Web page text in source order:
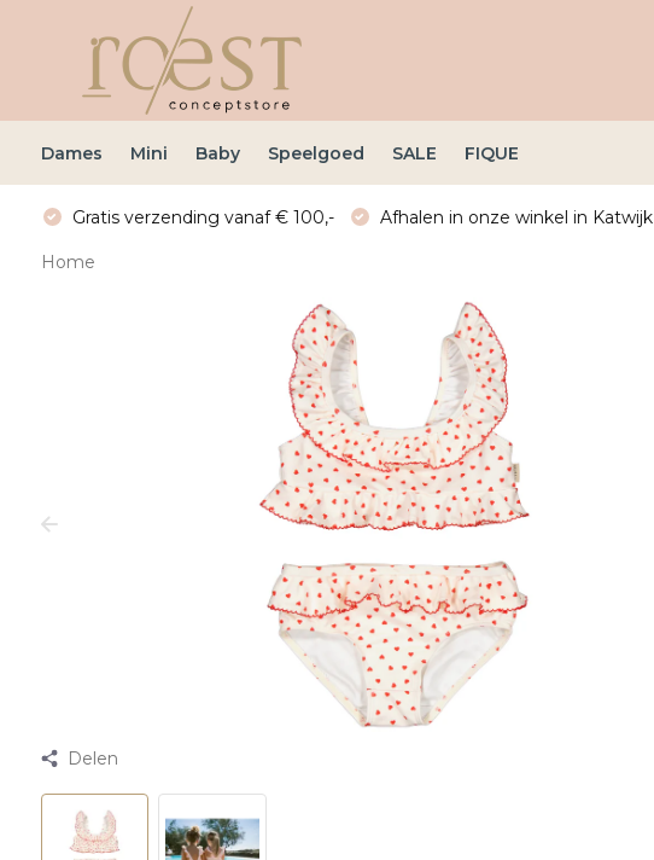
Dames Mini Baby Speelgoed SALE FIQUE
Gratis verzending vanaf € 100,- Afhalen in onze winkel in Katwijk
Home
Delen